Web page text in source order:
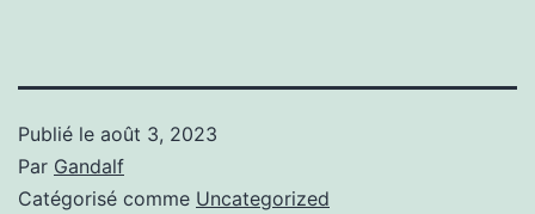
Publié le août 3, 2023
Par Gandalf
Catégorisé comme Uncategorized